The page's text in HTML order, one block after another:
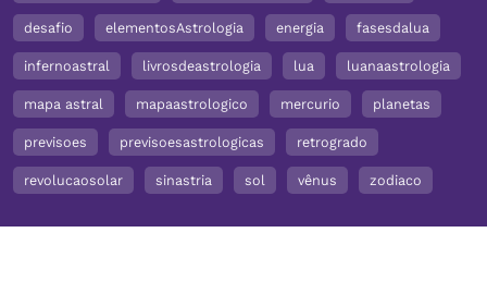
desafio elementosAstrologia energia fasesdalua
infernoastral livrosdeastrologia lua luanaastrologia
mapa astral mapaastrologico mercurio planetas
previsoes previsoesastrologicas retrogrado
revolucaosolar sinastria sol vênus zodiaco